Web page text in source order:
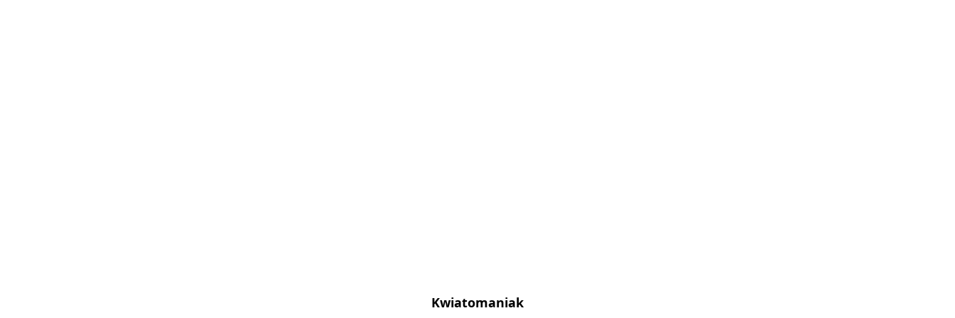
Kwiatomaniak